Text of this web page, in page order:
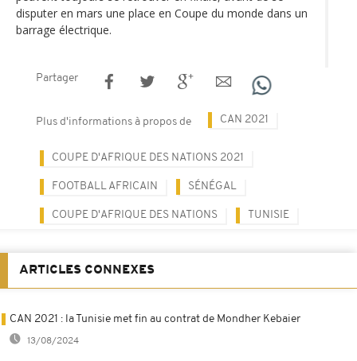
disputer en mars une place en Coupe du monde dans un
barrage électrique.
Partager
Plus d'informations à propos de CAN 2021
COUPE D'AFRIQUE DES NATIONS 2021
FOOTBALL AFRICAIN SÉNÉGAL
COUPE D'AFRIQUE DES NATIONS TUNISIE
ARTICLES CONNEXES
CAN 2021 : la Tunisie met fin au contrat de Mondher Kebaier
13/08/2024